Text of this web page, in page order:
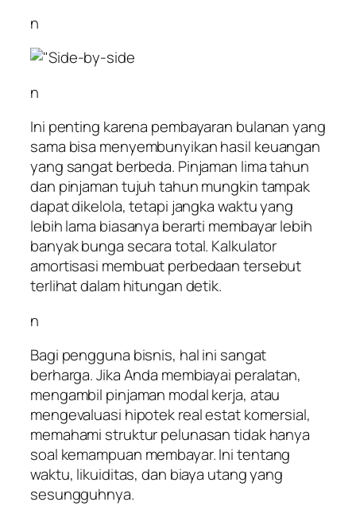
n
n
Ini penting karena pembayaran bulanan yang
sama bisa menyembunyikan hasil keuangan
yang sangat berbeda. Pinjaman lima tahun
dan pinjaman tujuh tahun mungkin tampak
dapat dikelola, tetapi jangka waktu yang
lebih lama biasanya berarti membayar lebih
banyak bunga secara total. Kalkulator
amortisasi membuat perbedaan tersebut
terlihat dalam hitungan detik.
n
Bagi pengguna bisnis, hal ini sangat
berharga. Jika Anda membiayai peralatan,
mengambil pinjaman modal kerja, atau
mengevaluasi hipotek real estat komersial,
memahami struktur pelunasan tidak hanya
soal kemampuan membayar. Ini tentang
waktu, likuiditas, dan biaya utang yang
sesungguhnya.